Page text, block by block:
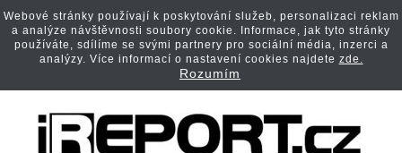
Webové stránky používají k poskytování služeb, personalizaci reklam
a analýze návštěvnosti soubory cookie. Informace, jak tyto stránky
používáte, sdílíme se svými partnery pro sociální média, inzerci a
analýzy. Více informací o nastavení cookies najdete zde.
Rozumím